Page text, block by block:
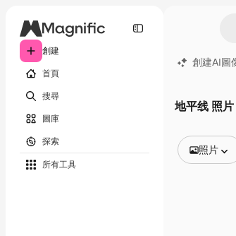
創建
首頁
搜尋
圖庫
探索
所有工具
創建AI圖
地平线 照片
照片